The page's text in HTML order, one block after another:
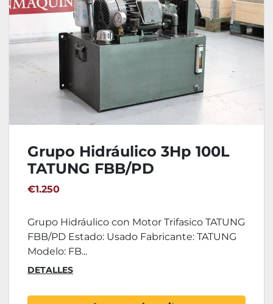
Grupo Hidráulico 3Hp 100L
TATUNG FBB/PD
€1.250
Grupo Hidráulico con Motor Trifasico TATUNG
FBB/PD Estado: Usado Fabricante: TATUNG
Modelo: FB...
DETALLES